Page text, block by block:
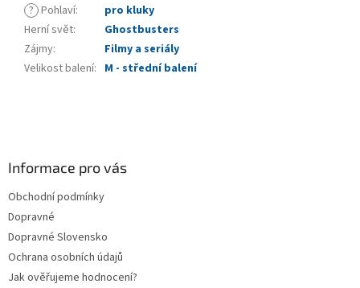
? Pohlaví:
pro kluky
Herní svět:
Ghostbusters
Zájmy:
Filmy a seriály
Velikost balení: M - střední balení
Informace pro vás
Obchodní podmínky
Dopravné
Dopravné Slovensko
Ochrana osobních údajů
Jak ověřujeme hodnocení?